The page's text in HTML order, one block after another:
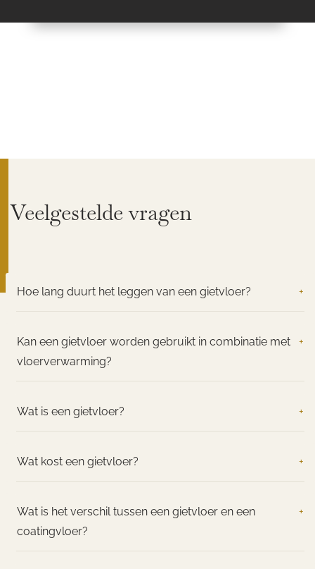
Veelgestelde vragen
Hoe lang duurt het leggen van een gietvloer? +
Kan een gietvloer worden gebruikt in combinatie met
vloerverwarming?
+
Wat is een gietvloer? +
Wat kost een gietvloer? +
Wat is het verschil tussen een gietvloer en een
coatingvloer?
+